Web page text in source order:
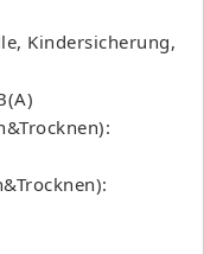
Kindersicherung,